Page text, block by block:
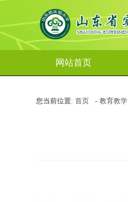
网站首页
您当前位置: 首页 - 教育教学